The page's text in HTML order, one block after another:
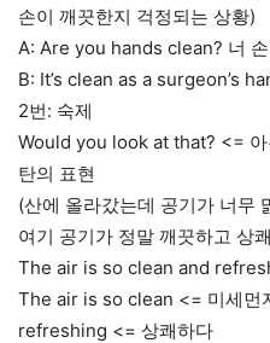
손이 깨끗한지 걱정되는 상황)
A: Are you hands clean? 너
B: It’s clean as a surgeon’s
2번: 숙제
Would you look at that? <=
탄의 표현
(산에 올라갔는데 공기가 너무
여기 공기가 정말 깨끗하고 상
The air is so clean and
The air is so clean <= 미세먼
refreshing <= 상쾌하다